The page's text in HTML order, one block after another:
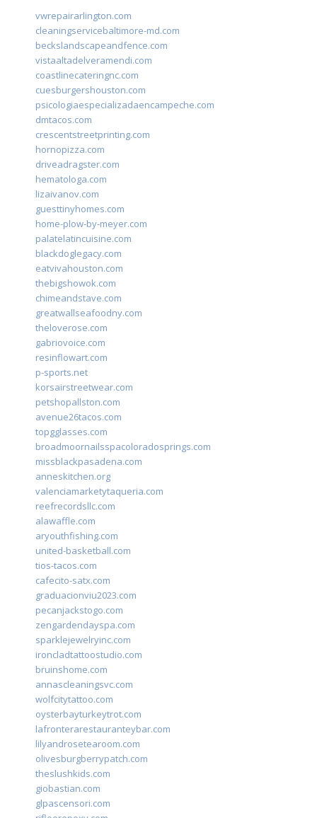
vwrepairarlington.com
cleaningservicebaltimore-md.com
beckslandscapeandfence.com
vistaaltadelveramendi.com
coastlinecateringnc.com
cuesburgershouston.com
psicologiaespecializadaencampeche.com
dmtacos.com
crescentstreetprinting.com
hornopizza.com
driveadragster.com
hematologa.com
lizaivanov.com
guesttinyhomes.com
home-plow-by-meyer.com
palatelatincuisine.com
blackdoglegacy.com
eatvivahouston.com
thebigshowok.com
chimeandstave.com
greatwallseafoodny.com
theloverose.com
gabriovoice.com
resinflowart.com
p-sports.net
korsairstreetwear.com
petshopallston.com
avenue26tacos.com
topgglasses.com
broadmoornailsspacoloradosprings.com
missblackpasadena.com
anneskitchen.org
valenciamarketytaqueria.com
reefrecordsllc.com
alawaffle.com
aryouthfishing.com
united-basketball.com
tios-tacos.com
cafecito-satx.com
graduacionviu2023.com
pecanjackstogo.com
zengardendayspa.com
sparklejewelryinc.com
ironcladtattoostudio.com
bruinshome.com
annascleaningsvc.com
wolfcitytattoo.com
oysterbayturkeytrot.com
lafronterarestauranteybar.com
lilyandrosetearoom.com
olivesburgberrypatch.com
theslushkids.com
giobastian.com
glpascensori.com